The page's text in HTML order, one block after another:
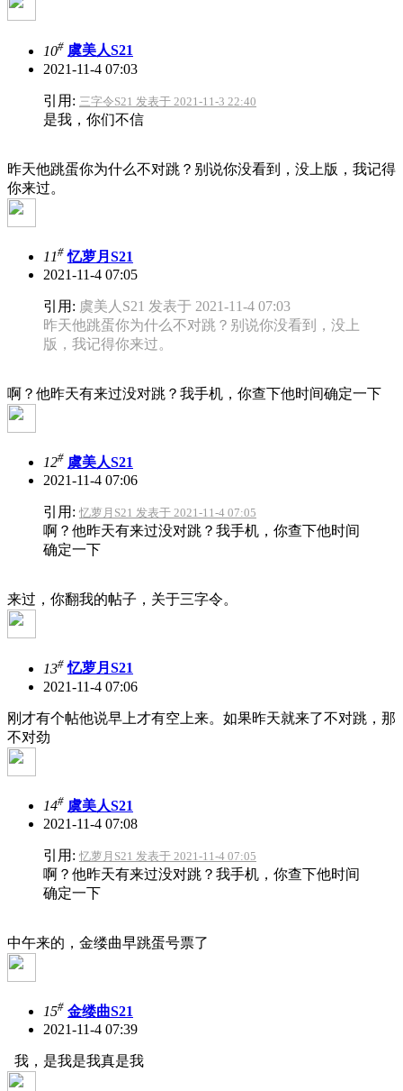
10# 虞美人S21
2021-11-4 07:03
引用: 三字令S21 发表于 2021-11-3 22:40
是我，你们不信
昨天他跳蛋你为什么不对跳？别说你没看到，没上版，我记得
你来过。
11# 忆萝月S21
2021-11-4 07:05
引用: 虞美人S21 发表于 2021-11-4 07:03
昨天他跳蛋你为什么不对跳？别说你没看到，没上
版，我记得你来过。
啊？他昨天有来过没对跳？我手机，你查下他时间确定一下
12# 虞美人S21
2021-11-4 07:06
引用: 忆萝月S21 发表于 2021-11-4 07:05
啊？他昨天有来过没对跳？我手机，你查下他时间
确定一下
来过，你翻我的帖子，关于三字令。
13# 忆萝月S21
2021-11-4 07:06
刚才有个帖他说早上才有空上来。如果昨天就来了不对跳，那
不对劲
14# 虞美人S21
2021-11-4 07:08
引用: 忆萝月S21 发表于 2021-11-4 07:05
啊？他昨天有来过没对跳？我手机，你查下他时间
确定一下
中午来的，金缕曲早跳蛋号票了
15# 金缕曲S21
2021-11-4 07:39
我，是我是我真是我